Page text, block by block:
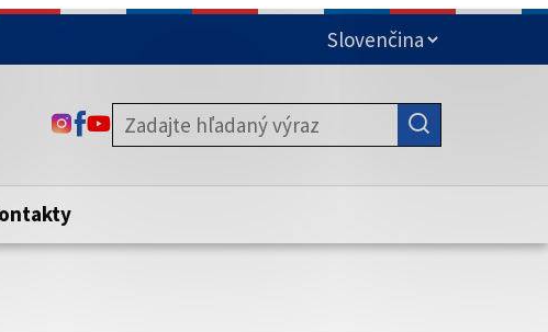
stránku. Zabezpečená stránka vždy začína
domény webového sídla.
ODKAZ SA OTVORÍ NA NOVEJ KARTE
ODKAZ SA OTVORÍ NA NOVEJ KARTE
ODKAZ SA OTVORÍ NA NOVEJ KARTE